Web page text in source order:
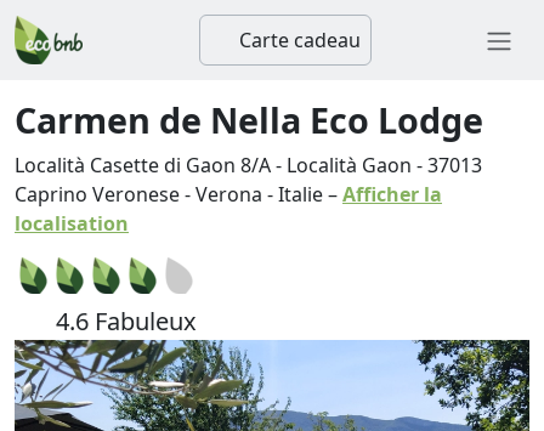
Carte cadeau
Carmen de Nella Eco Lodge
Località Casette di Gaon 8/A - Località Gaon -37013
Caprino Veronese-Verona -Italie–Afficher la
localisation
4.6 Fabuleux